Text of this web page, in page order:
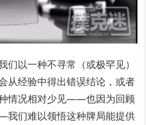
们以一种不寻常（或极罕见）
从经验中得出错误结论，或者
情况相对少见——也因为回顾
们难以领悟这种牌局能提供